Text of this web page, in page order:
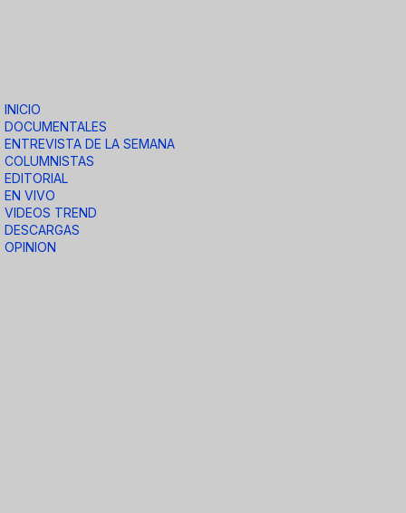
INICIO
DOCUMENTALES
ENTREVISTA DE LA SEMANA
COLUMNISTAS
EDITORIAL
EN VIVO
VIDEOS TREND
DESCARGAS
OPINION